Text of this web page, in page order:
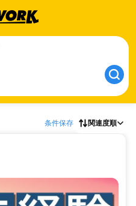
条件保存 関連度順